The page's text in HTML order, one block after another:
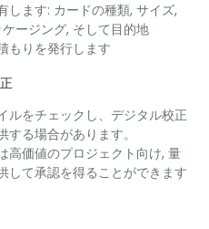
します: カードの種類, サイズ,
ージング, そして目的地
もりを発行します
ルをチェックし、デジタル校正
る場合があります。
高価値のプロジェクト向け, 量
して承認を得ることができます